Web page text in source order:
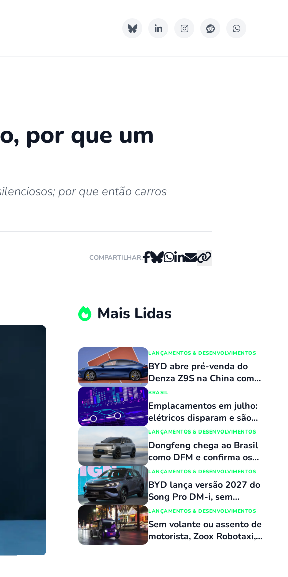
por que um
por que então carros
COMPARTILHAR:
Mais Lidas
LANÇAMENTOS & DESENVOLVIMENTOS
BYD abre pré-venda do
Denza Z9S na China com
promessa de carregamento
ultrarrápido
BRASIL
Emplacamentos em julho:
elétricos disparam e são
mais de 12% dos carros
novos; Dolphin Mini não é
mais o número 1 no varejo
LANÇAMENTOS & DESENVOLVIMENTOS
Dongfeng chega ao Brasil
como DFM e confirma os
dois primeiros modelos
para a linha nacional
LANÇAMENTOS & DESENVOLVIMENTOS
BYD lança versão 2027 do
Song Pro DM-i, sem
reajuste de preços, com
várias atualizações e agora
flex
LANÇAMENTOS & DESENVOLVIMENTOS
Sem volante ou assento de
motorista, Zoox Robotaxi,